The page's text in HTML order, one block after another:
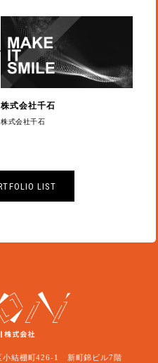
株式会社千石
株式会社千石
LIST
小結棚町426-1 新町錦ビル7階